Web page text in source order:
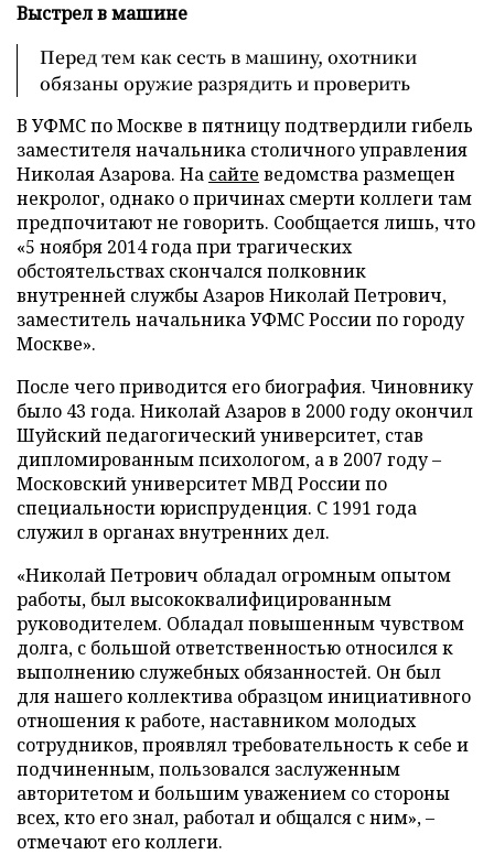
Выстрел в машине
Перед тем как сесть в машину, охотники
обязаны оружие разрядить и проверить
В УФМС по Москве в пятницу подтвердили гибель
заместителя начальника столичного управления
Николая Азарова. На сайте ведомства размещен
некролог, однако о причинах смерти коллеги там
предпочитают не говорить. Сообщается лишь, что
«5 ноября 2014 года при трагических
обстоятельствах скончался полковник
внутренней службы Азаров Николай Петрович,
заместитель начальника УФМС России по городу
Москве».
После чего приводится его биография. Чиновнику
было 43 года. Николай Азаров в 2000 году окончил
Шуйский педагогический университет, став
дипломированным психологом, а в 2007 году –
Московский университет МВД России по
специальности юриспруденция. С 1991 года
служил в органах внутренних дел.
«Николай Петрович обладал огромным опытом
работы, был высококвалифицированным
руководителем. Обладал повышенным чувством
долга, с большой ответственностью относился к
выполнению служебных обязанностей. Он был
для нашего коллектива образцом инициативного
отношения к работе, наставником молодых
сотрудников, проявлял требовательность к себе и
подчиненным, пользовался заслуженным
авторитетом и большим уважением со стороны
всех, кто его знал, работал и общался с ним», –
отмечают его коллеги.